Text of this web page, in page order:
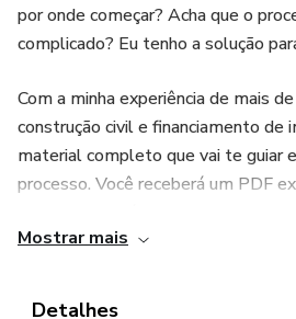
por onde começar? Acha que o
complicado? Eu tenho a solução
Com a minha experiência de mais
construção civil e financiamento de
material completo que vai te guiar
processo. Você receberá um PDF
construção financiada pela Caixa
Mostrar mais
Detalhes